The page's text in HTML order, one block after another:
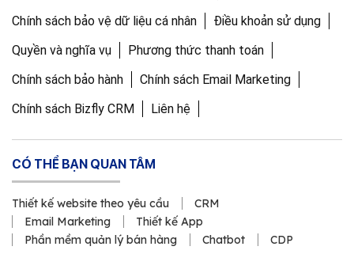
Chính sách bảo vệ dữ liệu cá nhân
Điều khoản sử dụng
Quyền và nghĩa vụ
Phương thức thanh toán
Chính sách bảo hành
Chính sách Email Marketing
Chính sách Bizfly CRM
Liên hệ
CÓ THỂ BẠN QUAN TÂM
Thiết kế website theo yêu cầu
CRM
Email Marketing
Thiết kế App
Phần mềm quản lý bán hàng
Chatbot CDP